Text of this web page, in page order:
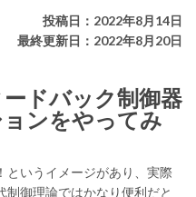
投稿日：2022年8月14日
最終更新日：2022年8月20日
ドバック制御器
ンをやってみ
というイメージがあり、実際
御理論ではかなり便利だと